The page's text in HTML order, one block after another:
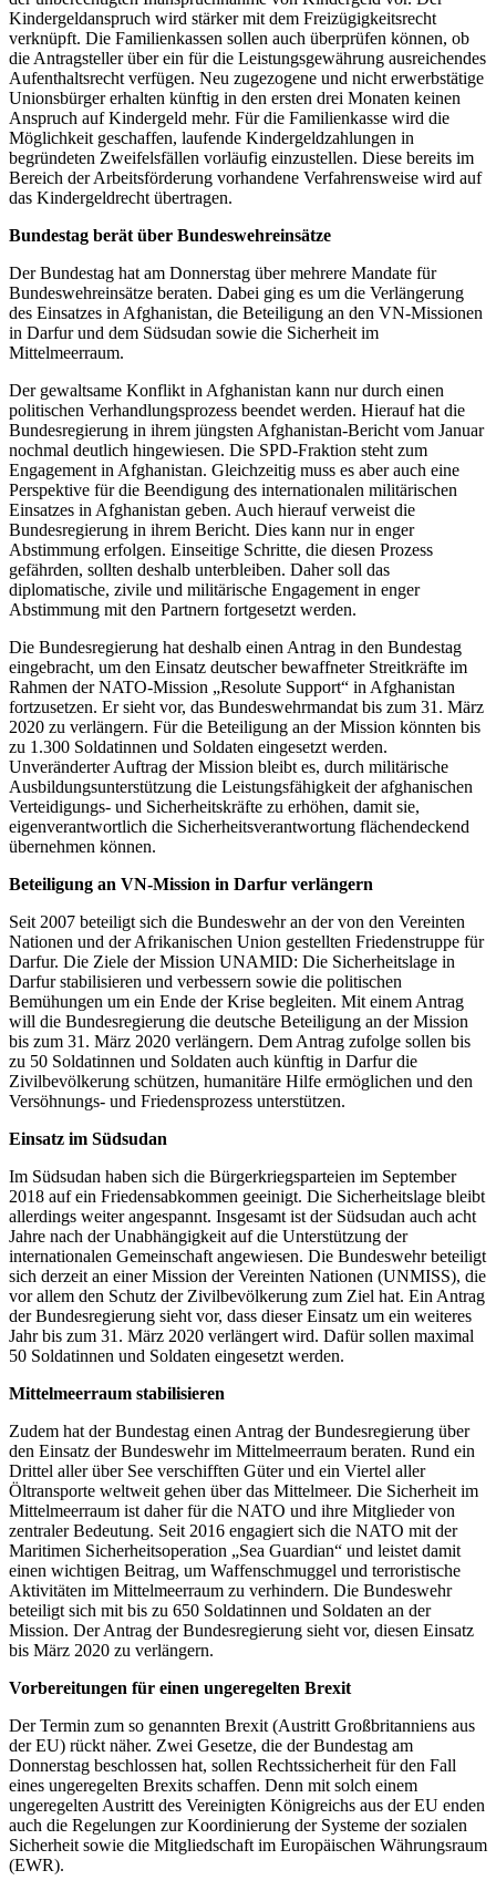
Kindergeldanspruch wird stärker mit dem Freizügigkeitsrecht
verknüpft. Die Familienkassen sollen auch überprüfen können, ob
die Antragsteller über ein für die Leistungsgewährung ausreichendes
Aufenthaltsrecht verfügen. Neu zugezogene und nicht erwerbstätige
Unionsbürger erhalten künftig in den ersten drei Monaten keinen
Anspruch auf Kindergeld mehr. Für die Familienkasse wird die
Möglichkeit geschaffen, laufende Kindergeldzahlungen in
begründeten Zweifelsfällen vorläufig einzustellen. Diese bereits im
Bereich der Arbeitsförderung vorhandene Verfahrensweise wird auf
das Kindergeldrecht übertragen.
Bundestag berät über Bundeswehreinsätze
Der Bundestag hat am Donnerstag über mehrere Mandate für
Bundeswehreinsätze beraten. Dabei ging es um die Verlängerung
des Einsatzes in Afghanistan, die Beteiligung an den VN-Missionen
in Darfur und dem Südsudan sowie die Sicherheit im
Mittelmeerraum.
Der gewaltsame Konflikt in Afghanistan kann nur durch einen
politischen Verhandlungsprozess beendet werden. Hierauf hat die
Bundesregierung in ihrem jüngsten Afghanistan-Bericht vom Januar
nochmal deutlich hingewiesen. Die SPD-Fraktion steht zum
Engagement in Afghanistan. Gleichzeitig muss es aber auch eine
Perspektive für die Beendigung des internationalen militärischen
Einsatzes in Afghanistan geben. Auch hierauf verweist die
Bundesregierung in ihrem Bericht. Dies kann nur in enger
Abstimmung erfolgen. Einseitige Schritte, die diesen Prozess
gefährden, sollten deshalb unterbleiben. Daher soll das
diplomatische, zivile und militärische Engagement in enger
Abstimmung mit den Partnern fortgesetzt werden.
Die Bundesregierung hat deshalb einen Antrag in den Bundestag
eingebracht, um den Einsatz deutscher bewaffneter Streitkräfte im
Rahmen der NATO-Mission „Resolute Support“ in Afghanistan
fortzusetzen. Er sieht vor, das Bundeswehrmandat bis zum 31. März
2020 zu verlängern. Für die Beteiligung an der Mission könnten bis
zu 1.300 Soldatinnen und Soldaten eingesetzt werden.
Unveränderter Auftrag der Mission bleibt es, durch militärische
Ausbildungsunterstützung die Leistungsfähigkeit der afghanischen
Verteidigungs- und Sicherheitskräfte zu erhöhen, damit sie,
eigenverantwortlich die Sicherheitsverantwortung flächendeckend
übernehmen können.
Beteiligung an VN-Mission in Darfur verlängern
Seit 2007 beteiligt sich die Bundeswehr an der von den Vereinten
Nationen und der Afrikanischen Union gestellten Friedenstruppe für
Darfur. Die Ziele der Mission UNAMID: Die Sicherheitslage in
Darfur stabilisieren und verbessern sowie die politischen
Bemühungen um ein Ende der Krise begleiten. Mit einem Antrag
will die Bundesregierung die deutsche Beteiligung an der Mission
bis zum 31. März 2020 verlängern. Dem Antrag zufolge sollen bis
zu 50 Soldatinnen und Soldaten auch künftig in Darfur die
Zivilbevölkerung schützen, humanitäre Hilfe ermöglichen und den
Versöhnungs- und Friedensprozess unterstützen.
Einsatz im Südsudan
Im Südsudan haben sich die Bürgerkriegsparteien im September
2018 auf ein Friedensabkommen geeinigt. Die Sicherheitslage bleibt
allerdings weiter angespannt. Insgesamt ist der Südsudan auch acht
Jahre nach der Unabhängigkeit auf die Unterstützung der
internationalen Gemeinschaft angewiesen. Die Bundeswehr beteiligt
sich derzeit an einer Mission der Vereinten Nationen (UNMISS), die
vor allem den Schutz der Zivilbevölkerung zum Ziel hat. Ein Antrag
der Bundesregierung sieht vor, dass dieser Einsatz um ein weiteres
Jahr bis zum 31. März 2020 verlängert wird. Dafür sollen maximal
50 Soldatinnen und Soldaten eingesetzt werden.
Mittelmeerraum stabilisieren
Zudem hat der Bundestag einen Antrag der Bundesregierung über
den Einsatz der Bundeswehr im Mittelmeerraum beraten. Rund ein
Drittel aller über See verschifften Güter und ein Viertel aller
Öltransporte weltweit gehen über das Mittelmeer. Die Sicherheit im
Mittelmeerraum ist daher für die NATO und ihre Mitglieder von
zentraler Bedeutung. Seit 2016 engagiert sich die NATO mit der
Maritimen Sicherheitsoperation „Sea Guardian“ und leistet damit
einen wichtigen Beitrag, um Waffenschmuggel und terroristische
Aktivitäten im Mittelmeerraum zu verhindern. Die Bundeswehr
beteiligt sich mit bis zu 650 Soldatinnen und Soldaten an der
Mission. Der Antrag der Bundesregierung sieht vor, diesen Einsatz
bis März 2020 zu verlängern.
Vorbereitungen für einen ungeregelten Brexit
Der Termin zum so genannten Brexit (Austritt Großbritanniens aus
der EU) rückt näher. Zwei Gesetze, die der Bundestag am
Donnerstag beschlossen hat, sollen Rechtssicherheit für den Fall
eines ungeregelten Brexits schaffen. Denn mit solch einem
ungeregelten Austritt des Vereinigten Königreichs aus der EU enden
auch die Regelungen zur Koordinierung der Systeme der sozialen
Sicherheit sowie die Mitgliedschaft im Europäischen Währungsraum
(EWR).